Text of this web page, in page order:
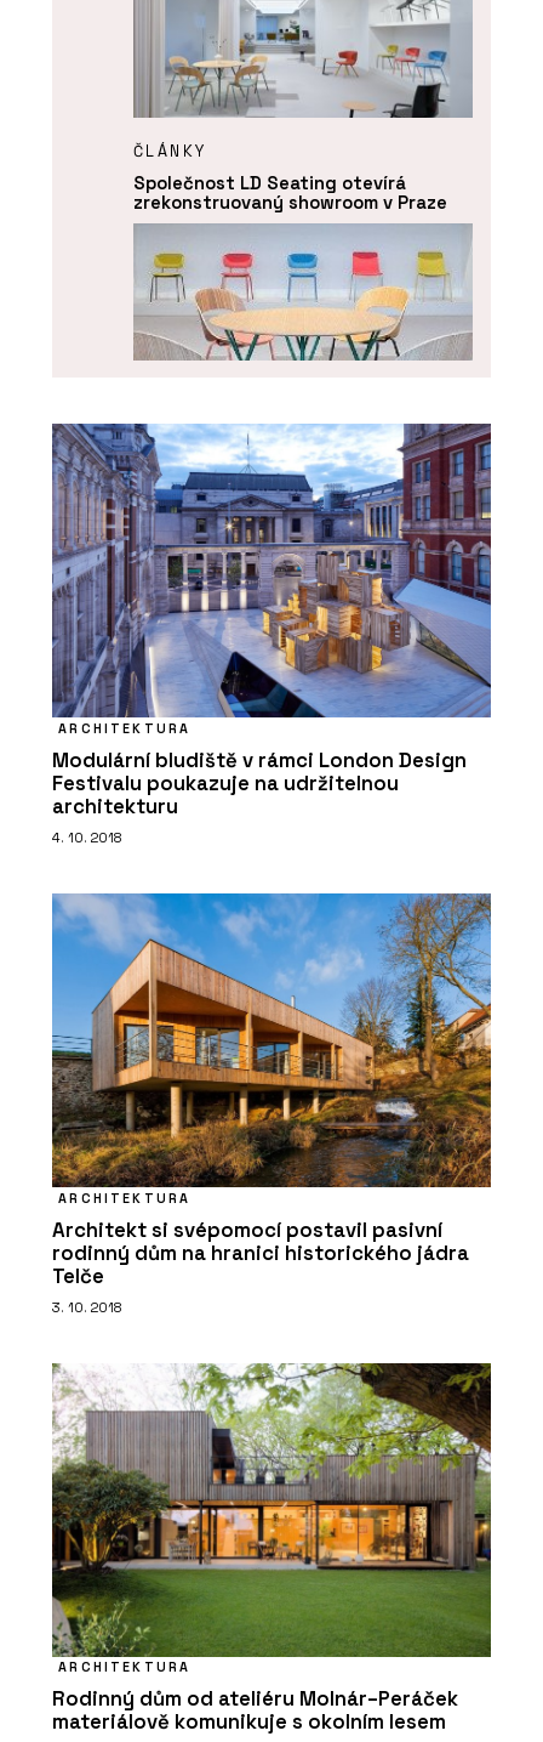
ČLÁNKY
Společnost LD Seating otevírá
zrekonstruovaný showroom v Praze
O FIRMĚ
LD Seating
PRODUKTY
PRODUKTY
Křeslo Flexi Lounge - LD Seating
„Jen skvělý produkt nestačí, musíte
ho mít taky kde adekvátně
prezentovat,“ říká Jakub Huráb z LD
Seating. Firma z Boskovic má nový
showroom v Karlíně
ARCHITEKTURA
Modulární bludiště v rámci London Design
Festivalu poukazuje na udržitelnou
architekturu
4. 10. 2018
ARCHITEKTURA
Architekt si svépomocí postavil pasivní
rodinný dům na hranici historického jádra
Telče
3. 10. 2018
ARCHITEKTURA
Rodinný dům od ateliéru Molnár–Peráček
materiálově komunikuje s okolním lesem